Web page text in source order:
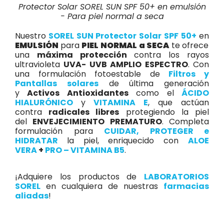
Protector Solar SOREL SUN SPF 50+ en emulsión
- Para piel normal a seca
Nuestro SOREL SUN Protector Solar SPF 50+ en
EMULSIÓN para PIEL NORMAL a SECAte ofrece
una máxima protección contra los rayos
ultravioleta UVA- UVB AMPLIO ESPECTRO. Con
una formulación fotoestable de Filtros y
Pantallas solaresde última generación
yActivos Antioxidantescomo elÁCIDO
HIALURÓNICO
y VITAMINA E, que actúan
contra radicales libres protegiendo la piel
del ENVEJECIMIENTO PREMATURO. Completa
formulación para CUIDAR, PROTEGER e
HIDRATAR
la piel, enriquecido conALOE
VERA+ PRO – VITAMINA B5.
¡Adquiere los productos de LABORATORIOS
SOREL en cualquiera de nuestras farmacias
aliadas!